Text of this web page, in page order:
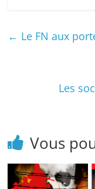
← Le FN aux
Les
Vous